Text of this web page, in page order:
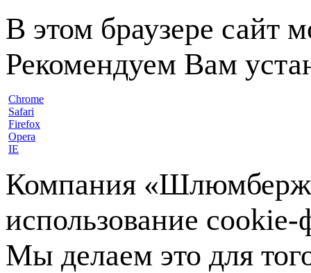
В этом браузере сайт
Рекомендуем Вам
Chrome
Safari
Firefox
Opera
IE
Компания
использование
Мы делаем это для